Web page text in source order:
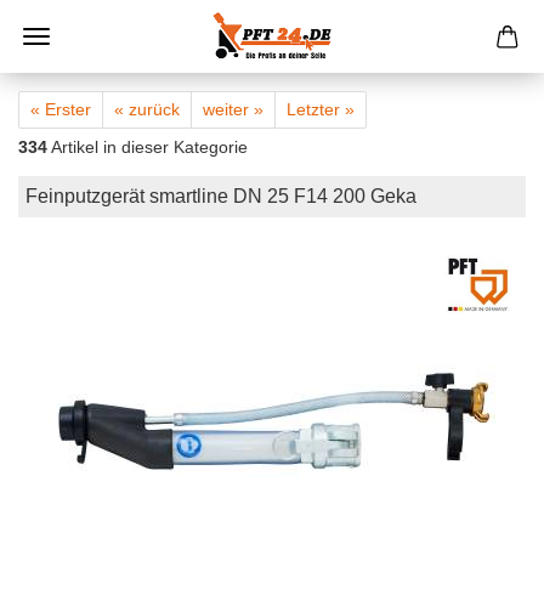
« Erster « zurück weiter »
Letzter »
334Artikel in dieser Kategorie
Feinputzgerät smartline DN 25 F14 200 Geka